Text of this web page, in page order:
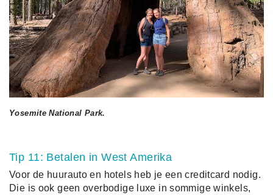
Yosemite National Park.
Tip 11: Betalen in West Amerika
Voor de huurauto en hotels heb je een creditcard nodig.
Die is ook geen overbodige luxe in sommige winkels,